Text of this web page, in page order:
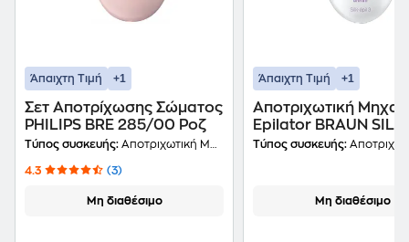
Άπαιχτη Τιμή +1
Σετ Αποτρίχωσης Σώματος
PHILIPS BRE 285/00 Ροζ
Τύπος συσκευής: Αποτριχωτική Μηχανή
4.3 (3)
Μη διαθέσιμο
Άπαιχτη Τιμή +1
Αποτριχωτική
Epilator BRAUN SILK
3 SE3170/12 Μωβ
Τύπος συσκευής:
Μη διαθέσιμο